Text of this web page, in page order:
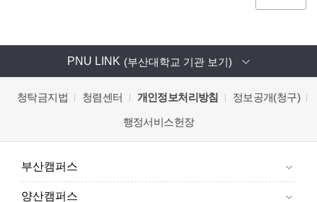
PNU LINK (부산대학교 기관 보기)
청탁금지법 청렴센터 개인정보처리방침 정보공개(청구)
행정서비스헌장
부산캠퍼스
양산캠퍼스